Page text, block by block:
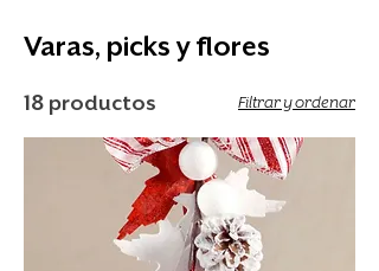
Varas, picks y flores
18 productos Filtrar y ordenar